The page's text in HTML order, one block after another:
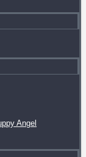
Angel